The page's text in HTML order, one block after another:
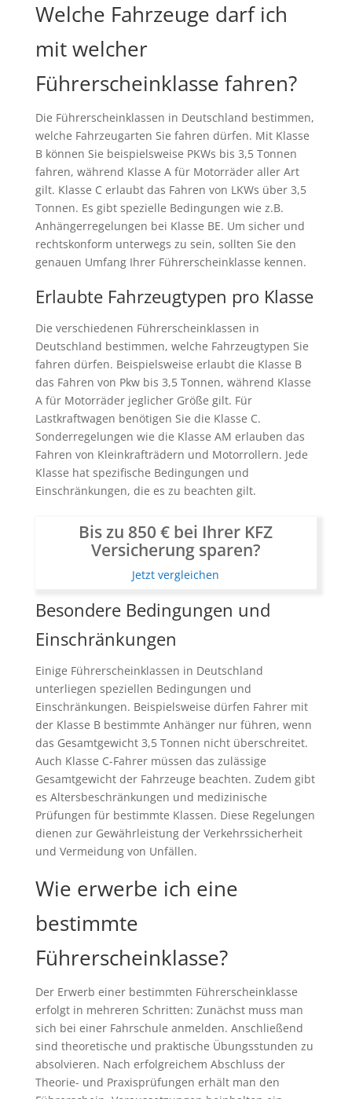
Welche Fahrzeuge darf ich
mit welcher
Führerscheinklasse fahren?
Die Führerscheinklassen in Deutschland bestimmen,
welche Fahrzeugarten Sie fahren dürfen. Mit Klasse
B können Sie beispielsweise PKWs bis 3,5 Tonnen
fahren, während Klasse A für Motorräder aller Art
gilt. Klasse C erlaubt das Fahren von LKWs über 3,5
Tonnen. Es gibt spezielle Bedingungen wie z.B.
Anhängerregelungen bei Klasse BE. Um sicher und
rechtskonform unterwegs zu sein, sollten Sie den
genauen Umfang Ihrer Führerscheinklasse kennen.
Erlaubte Fahrzeugtypen pro Klasse
Die verschiedenen Führerscheinklassen in
Deutschland bestimmen, welche Fahrzeugtypen Sie
fahren dürfen. Beispielsweise erlaubt die Klasse B
das Fahren von Pkw bis 3,5 Tonnen, während Klasse
A für Motorräder jeglicher Größe gilt. Für
Lastkraftwagen benötigen Sie die Klasse C.
Sonderregelungen wie die Klasse AM erlauben das
Fahren von Kleinkrafträdern und Motorrollern. Jede
Klasse hat spezifische Bedingungen und
Einschränkungen, die es zu beachten gilt.
Bis zu 850 € bei Ihrer KFZ
Versicherung sparen?
Jetzt vergleichen
Besondere Bedingungen und
Einschränkungen
Einige Führerscheinklassen in Deutschland
unterliegen speziellen Bedingungen und
Einschränkungen. Beispielsweise dürfen Fahrer mit
der Klasse B bestimmte Anhänger nur führen, wenn
das Gesamtgewicht 3,5 Tonnen nicht überschreitet.
Auch Klasse C-Fahrer müssen das zulässige
Gesamtgewicht der Fahrzeuge beachten. Zudem gibt
es Altersbeschränkungen und medizinische
Prüfungen für bestimmte Klassen. Diese Regelungen
dienen zur Gewährleistung der Verkehrssicherheit
und Vermeidung von Unfällen.
Wie erwerbe ich eine
bestimmte
Führerscheinklasse?
Der Erwerb einer bestimmten Führerscheinklasse
erfolgt in mehreren Schritten: Zunächst muss man
sich bei einer Fahrschule anmelden. Anschließend
sind theoretische und praktische Übungsstunden zu
absolvieren. Nach erfolgreichem Abschluss der
Theorie- und Praxisprüfungen erhält man den